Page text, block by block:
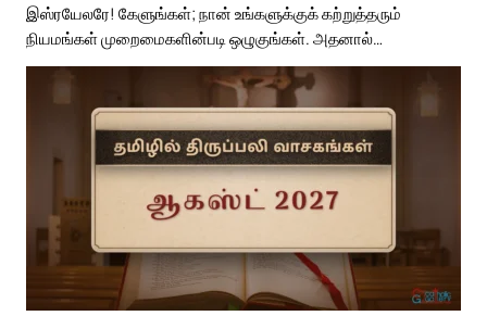
இஸ்ரயேலரே! கேளுங்கள்; நான் உங்களுக்குக் கற்றுத்தரும்
நியமங்கள் முறைமைகளின்படி ஒழுகுங்கள். அதனால்…